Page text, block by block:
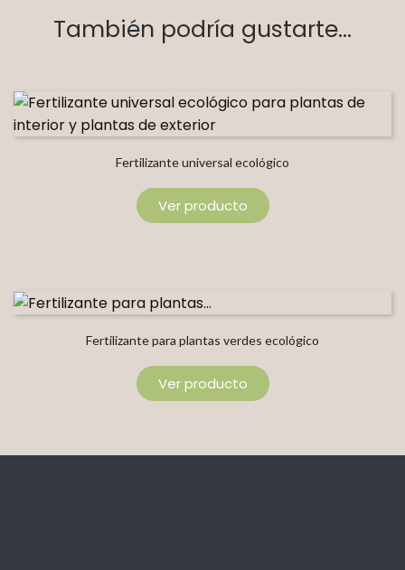
También podría gustarte...
Fertilizante universal ecológico
Ver producto
Fertilizante para plantas verdes ecológico
Ver producto